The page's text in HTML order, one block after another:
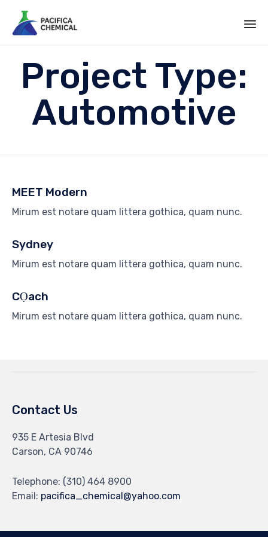
Project Type:
Automotive
MEET Modern
Mirum est notare quam littera gothica, quam nunc.
Sydney
Mirum est notare quam littera gothica, quam nunc.
CỌach
Mirum est notare quam littera gothica, quam nunc.
Contact Us
935 E Artesia Blvd
Carson, CA 90746
Telephone: (310) 464 8900
Email: pacifica_chemical@yahoo.com